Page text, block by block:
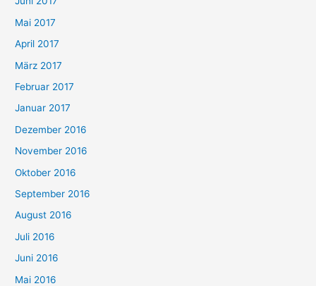
Mai 2017
April 2017
März 2017
Februar 2017
Januar 2017
Dezember 2016
November 2016
Oktober 2016
September 2016
August 2016
Juli 2016
Juni 2016
Mai 2016